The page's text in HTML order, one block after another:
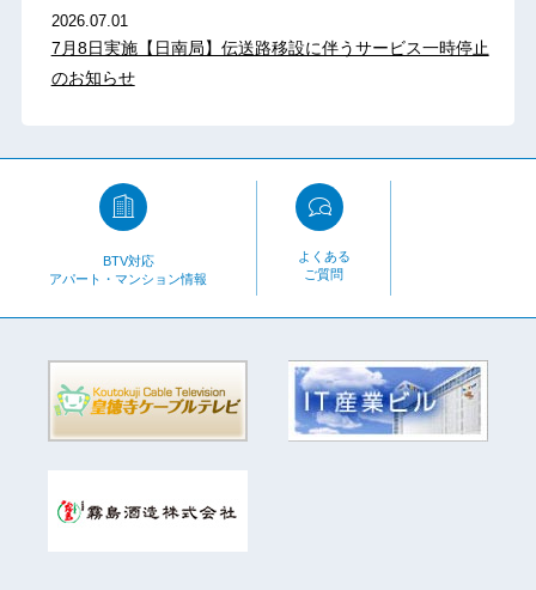
2026.07.01
7月8日実施【日南局】伝送路移設に伴うサービス一時停止
のお知らせ
BTV対応
アパート・マンション情報
よくある
ご質問